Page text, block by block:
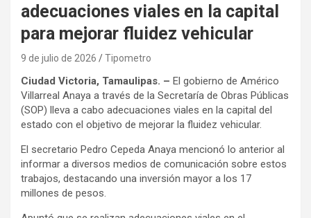
adecuaciones viales en la capital
para mejorar fluidez vehicular
9 de julio de 2026 Tipometro
Ciudad Victoria, Tamaulipas. – El gobierno de Américo
Villarreal Anaya a través de la Secretaría de Obras Públicas
(SOP) lleva a cabo adecuaciones viales en la capital del
estado con el objetivo de mejorar la fluidez vehicular.
El secretario Pedro Cepeda Anaya mencionó lo anterior al
informar a diversos medios de comunicación sobre estos
trabajos, destacando una inversión mayor a los 17
millones de pesos.